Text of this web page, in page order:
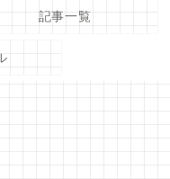
記事一覧